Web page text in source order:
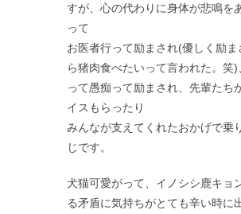
すが、心の代わりに身体が悲鳴を
って
お医者行って励まされ(優しく励ま
ら猪肉食べたいって言われた。笑)
って愚痴って励まされ、先輩たち
イスもらったり
みんなが支えてくれたおかげで乗
じです。
犬猫可愛がって、イノシシ鹿キョ
る矛盾に気持ちがとても辛い時に